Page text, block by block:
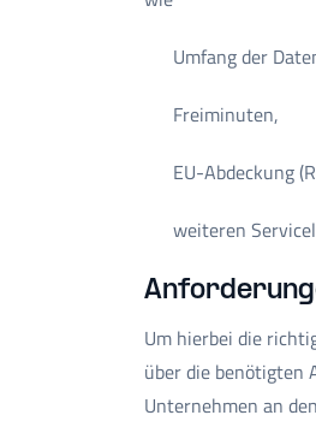
Umfang der
Freiminuten,
EU-Abdeckung
weiteren
Um hierbei die
über die benötigten
Unternehmen an